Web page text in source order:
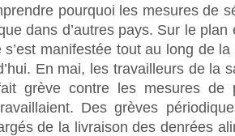
pourquoi les mesures de
dans d’autres pays. Sur le
s’est manifestée tout au long de
En mai, les travailleurs de la
grève contre les mesures de
Des grèves
de la livraison des denrées